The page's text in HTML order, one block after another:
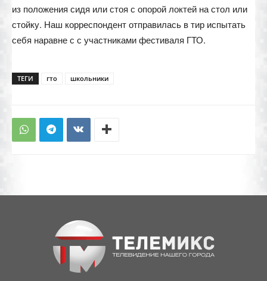
из положения сидя или стоя с опорой локтей на стол или
стойку. Наш корреспондент отправилась в тир испытать
себя наравне с с участниками фестиваля ГТО.
ТЕГИ гто школьники